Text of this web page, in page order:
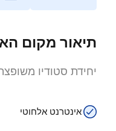
תיאור מקום
יחידת סטודיו
אינטרנט אלחוטי